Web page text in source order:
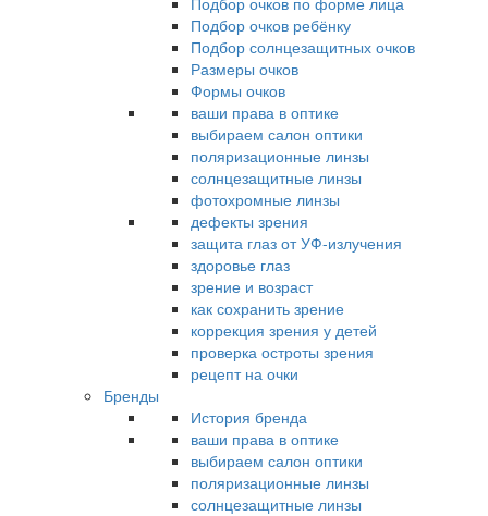
Подбор очков ребёнку
Подбор солнцезащитных очков
Размеры очков
Формы очков
ваши права в оптике
выбираем салон оптики
поляризационные линзы
солнцезащитные линзы
фотохромные линзы
дефекты зрения
защита глаз от УФ-излучения
здоровье глаз
зрение и возраст
как сохранить зрение
коррекция зрения у детей
проверка остроты зрения
рецепт на очки
Бренды
История бренда
ваши права в оптике
выбираем салон оптики
поляризационные линзы
солнцезащитные линзы